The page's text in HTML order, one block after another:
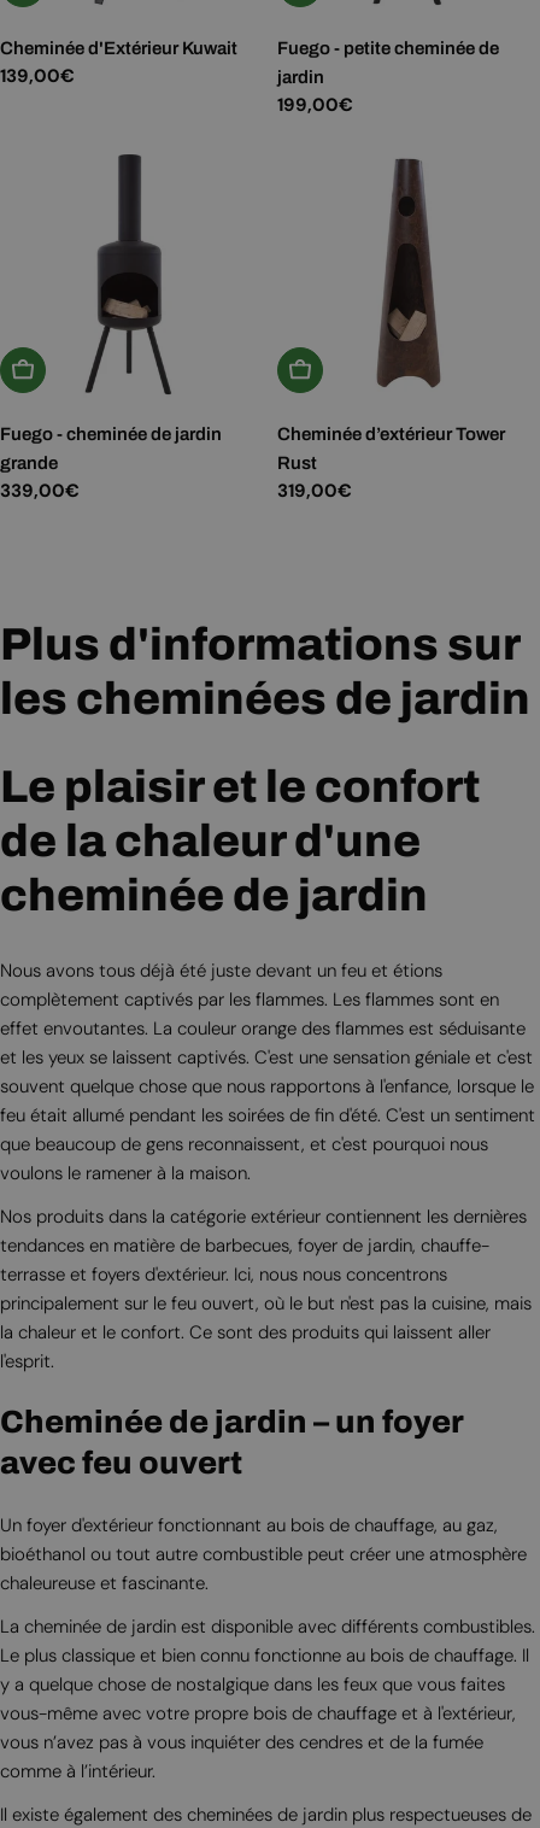
Cheminée d'Extérieur Kuwait
Prix
139,00€
Fuego - petite cheminée de
jardin
Prix
199,00€
Ajouter Au Panier
Fuego - cheminée de jardin
grande
Prix
339,00€
Ajouter Au Panier
Cheminée d’extérieur Tower
Rust
Prix
319,00€
Plus d'informations sur
les cheminées de jardin
Le plaisir et le confort
de la chaleur d'une
cheminée de jardin
Nous avons tous déjà été juste devant un feu et étions
complètement captivés par les flammes. Les flammes sont en
effet envoutantes. La couleur orange des flammes est séduisante
et les yeux se laissent captivés. C'est une sensation géniale et c'est
souvent quelque chose que nous rapportons à l'enfance, lorsque le
feu était allumé pendant les soirées de fin d'été. C'est un sentiment
que beaucoup de gens reconnaissent, et c'est pourquoi nous
voulons le ramener à la maison.
Nos produits dans la catégorie extérieur contiennent les dernières
tendances en matière de barbecues, foyer de jardin, chauffe-
terrasse et foyers d'extérieur. Ici, nous nous concentrons
principalement sur le feu ouvert, où le but n'est pas la cuisine, mais
la chaleur et le confort. Ce sont des produits qui laissent aller
l'esprit.
Cheminée de jardin – un foyer
avec feu ouvert
Un foyer d'extérieur fonctionnant au bois de chauffage, au gaz,
bioéthanol ou tout autre combustible peut créer une atmosphère
chaleureuse et fascinante.
La cheminée de jardin est disponible avec différents combustibles.
Le plus classique et bien connu fonctionne au bois de chauffage. Il
y a quelque chose de nostalgique dans les feux que vous faites
vous-même avec votre propre bois de chauffage et à l'extérieur,
vous n’avez pas à vous inquiéter des cendres et de la fumée
comme à l’intérieur.
Il existe également des cheminées de jardin plus respectueuses de